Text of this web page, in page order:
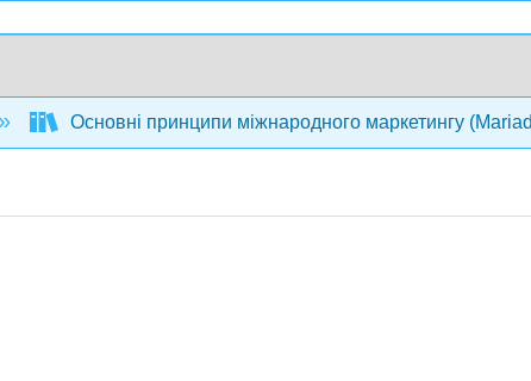
Основні принципи міжнародного маркетингу